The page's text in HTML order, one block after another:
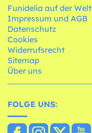
Funidelia auf der Welt
Impressum und AGB
Datenschutz
Cookies
Widerrufsrecht
Sitemap
Über uns
FOLGE UNS: